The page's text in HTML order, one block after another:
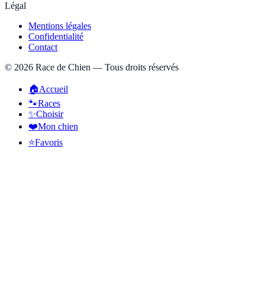
Légal
Mentions légales
Confidentialité
Contact
© 2026 Race de Chien — Tous droits réservés
🏠Accueil
🐾Races
✨Choisir
❤️Mon chien
⭐Favoris